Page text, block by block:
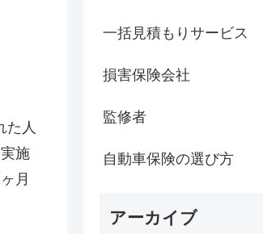
た人
施
月
一括見積もりサービス
損害保険会社
監修者
自動車保険の選び方
アーカイブ